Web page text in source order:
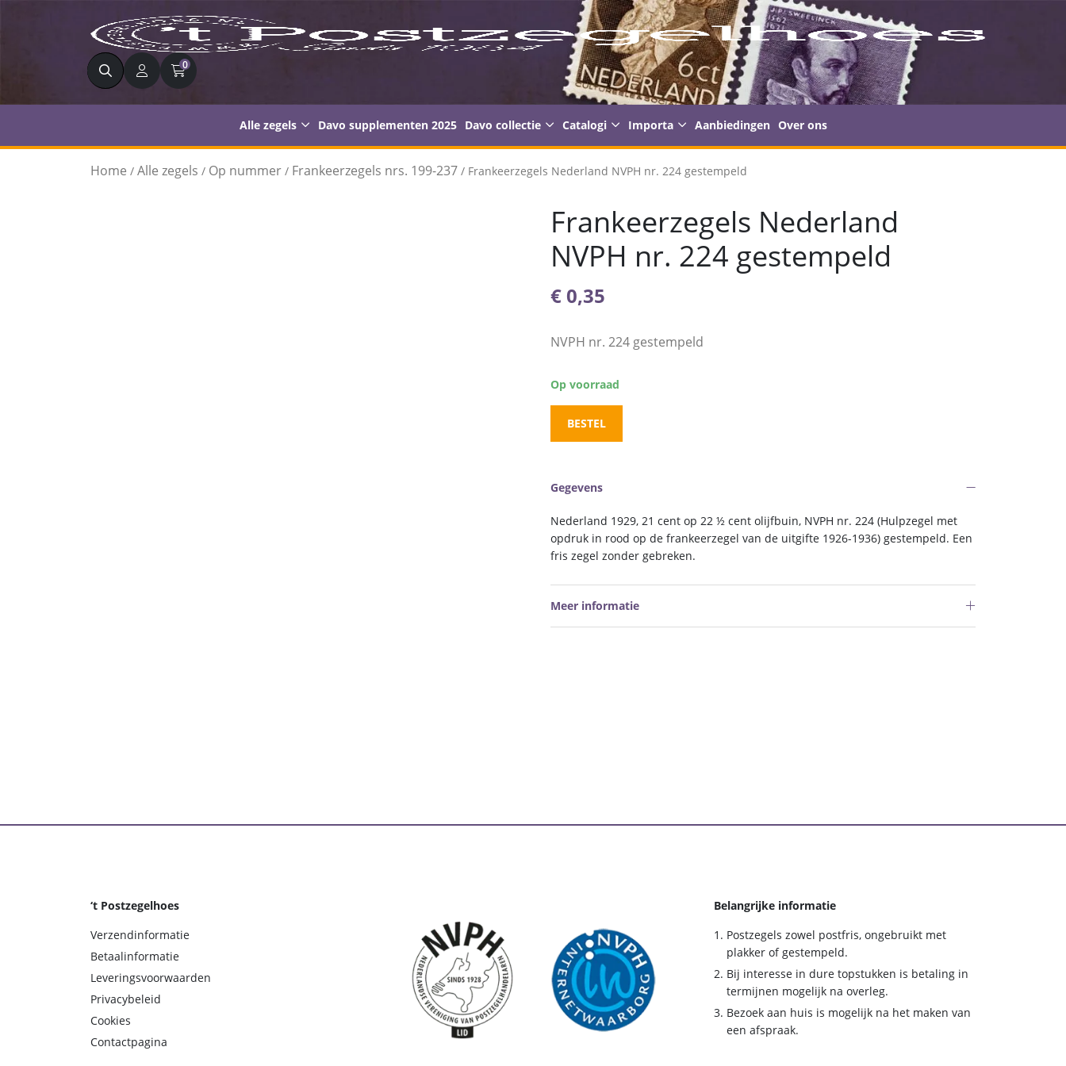
Zoeken 0
Alle zegels Davo supplementen 2025 Davo collectie Catalogi Importa Aanbiedingen Over ons
Home / Alle zegels / Op nummer / Frankeerzegels nrs. 199-237 / Frankeerzegels Nederland NVPH nr. 224 gestempeld
Frankeerzegels Nederland
NVPH nr. 224 gestempeld
€ 0,35
NVPH nr. 224 gestempeld
Op voorraad
BESTEL
Gegevens
Nederland 1929, 21 cent op 22 ½ cent olijfbuin, NVPH nr. 224 (Hulpzegel met
opdruk in rood op de frankeerzegel van de uitgifte 1926-1936) gestempeld. Een
fris zegel zonder gebreken.
Meer informatie
‘t Postzegelhoes
Verzendinformatie
Betaalinformatie
Leveringsvoorwaarden
Privacybeleid
Cookies
Contactpagina
Belangrijke informatie
Postzegels zowel postfris, ongebruikt met
plakker of gestempeld.
Bij interesse in dure topstukken is betaling in
termijnen mogelijk na overleg.
Bezoek aan huis is mogelijk na het maken van
een afspraak.